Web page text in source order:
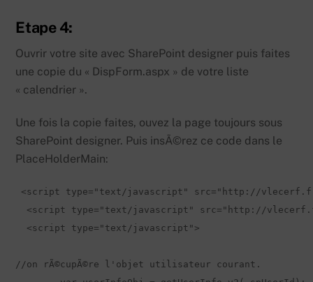
Etape 4:
Ouvrir votre site avec SharePoint designer puis faites
une copie du « DispForm.aspx » de votre liste
« calendrier ».
Une fois la copie faites, ouvez la page toujours sous
SharePoint designer. Puis insÃ©rez ce code dans le
PlaceHolderMain:
<script type="text/javascript" src="http://
<script type="text/javascript" src="http://
  <script type="text/javascript">
//on rÃ©cupÃ©re l'objet utilisateur courant.